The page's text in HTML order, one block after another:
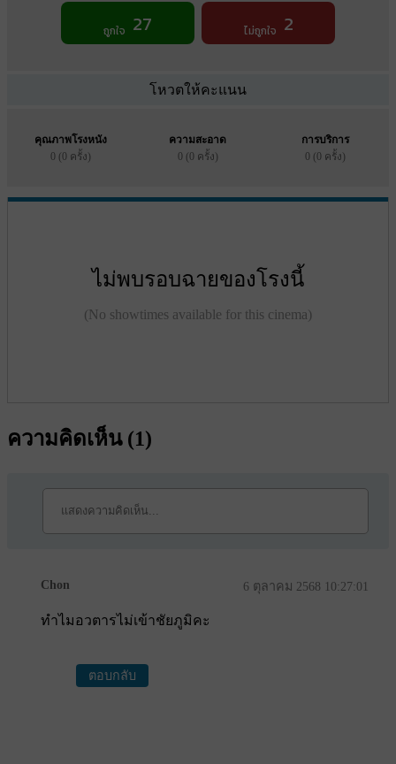
ถูกใจ 27 ไม่ถูกใจ 2
โหวตให้คะแนน
คุณภาพโรงหนัง
0 (0 ครั้ง)
ความสะอาด
0 (0 ครั้ง)
การบริการ
0 (0 ครั้ง)
ไม่พบรอบฉายของโรงนี้
(No showtimes available for this cinema)
ความคิดเห็น (1)
Chon 6 ตุลาคม 2568 10:27:01
ทำไมอวตารไม่เข้าชัยภูมิคะ
ตอบกลับ